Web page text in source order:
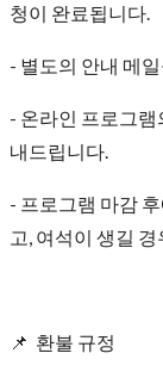
청이 완료됩니다.
- 별도의 안내 메
- 온라인 프로그램
내드립니다.
- 프로그램 마감
고, 여석이 생길
📌 환불 규정